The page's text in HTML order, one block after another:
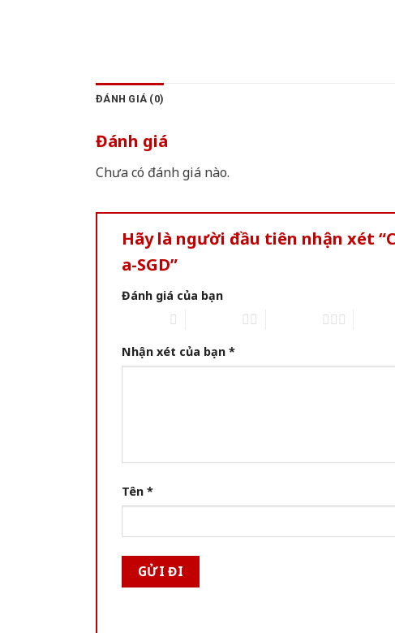
ĐÁNH GIÁ (0)
Đánh giá
Chưa có đánh giá nào.
Hãy là người đầu tiên nhận xét
a-SGD”
Đánh giá của bạn
Nhận xét của bạn *
Tên *